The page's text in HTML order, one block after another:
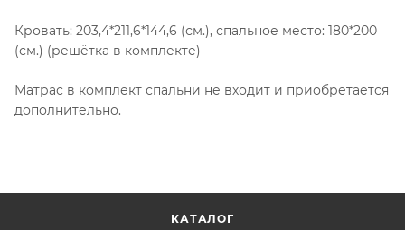
Кровать: 203,4*211,6*144,6 (см.), спальное место: 180*200
(см.) (решётка в комплекте)
Матрас в комплект спальни не входит и приобретается
дополнительно.
КАТАЛОГ